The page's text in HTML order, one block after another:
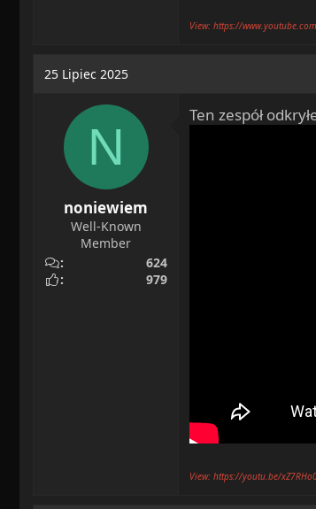
View: https://
25 Lipiec 2025
N
noniewiem
Well-Known
Member
624
979
Ten zespół
View: https://youtu.be/